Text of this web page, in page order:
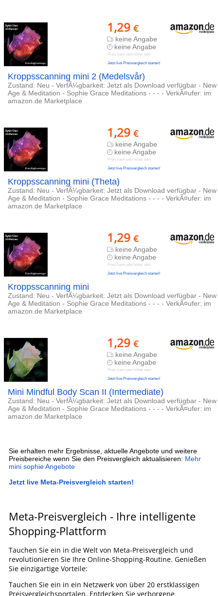
1,29 €
keine Angabe
keine Angabe
Preis kann jetzt höher sein
Jetzt live Preisvergleich starten!
Kroppsscanning mini 2 (Medelsvår)
Zustand: Neu - VerfÃ¼gbarkeit: Jetzt als Download verfügbar - New
Age & Meditation - Sophie Grace Meditations - - - - VerkÃ¤ufer: im
amazon.de Marketplace
1,29 €
keine Angabe
keine Angabe
Preis kann jetzt höher sein
Jetzt live Preisvergleich starten!
Kroppsscanning mini (Theta)
Zustand: Neu - VerfÃ¼gbarkeit: Jetzt als Download verfügbar - New
Age & Meditation - Sophie Grace Meditations - - - - VerkÃ¤ufer: im
amazon.de Marketplace
1,29 €
keine Angabe
keine Angabe
Preis kann jetzt höher sein
Jetzt live Preisvergleich starten!
Kroppsscanning mini
Zustand: Neu - VerfÃ¼gbarkeit: Jetzt als Download verfügbar - New
Age & Meditation - Sophie Grace Meditations - - - - VerkÃ¤ufer: im
amazon.de Marketplace
1,29 €
keine Angabe
keine Angabe
Preis kann jetzt höher sein
Jetzt live Preisvergleich starten!
Mini Mindful Body Scan II (Intermediate)
Zustand: Neu - VerfÃ¼gbarkeit: Jetzt als Download verfügbar - New
Age & Meditation - Sophie Grace Meditations - - - - VerkÃ¤ufer: im
amazon.de Marketplace
Sie erhalten mehr Ergebnisse, aktuelle Angebote und weitere
Preisbereiche wenn Sie den Preisvergleich aktualisieren: Mehr
mini sophie Angebote
Jetzt live Meta-Preisvergleich starten!
Meta-Preisvergleich - Ihre intelligente
Shopping-Plattform
Tauchen Sie ein in die Welt von Meta-Preisvergleich und
revolutionieren Sie Ihre Online-Shopping-Routine. Genießen
Sie einzigartige Vorteile:
Tauchen Sie ein in ein Netzwerk von über 20 erstklassigen
Preisvergleichsportalen. Entdecken Sie verborgene